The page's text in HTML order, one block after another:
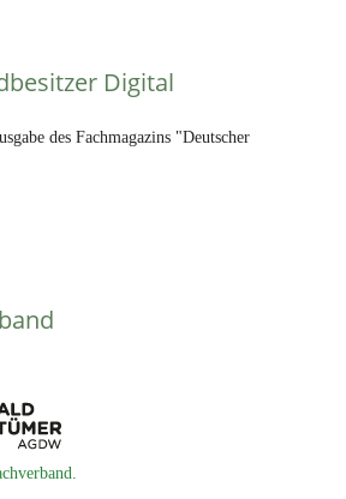
Digital
des Fachmagazins "Deutscher